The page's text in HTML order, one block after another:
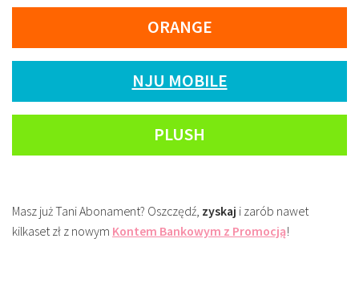
ORANGE
NJU MOBILE
PLUSH
Masz już Tani Abonament? Oszczędź, zyskaj i zarób nawet
kilkaset zł z nowym Kontem Bankowym z Promocją!